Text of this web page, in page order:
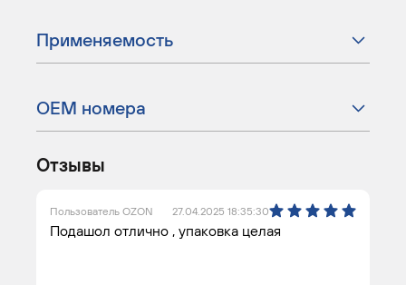
Применяемость
ОЕМ номера
Отзывы
Пользователь OZON 27.04.2025 18:35:30
Подашол отлично , упаковка целая